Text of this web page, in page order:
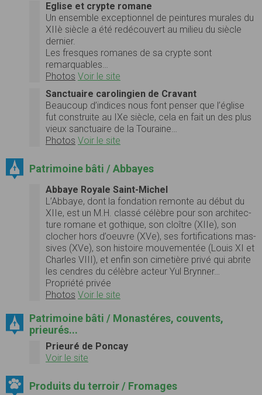
Eglise et crypte romane
Un ensem­ble excep­tion­nel de pein­tures murales du
XIIè siè­cle a été redé­cou­vert au milieu du siè­cle
dernier.
Les fresques romanes de sa crypte sont
remarquables…
Photos Voir le site
Sanctuaire carolingien de Cravant
Beau­coup d’indices nous font penser que l’église
fut con­stru­ite au IXe siè­cle, cela en fait un des plus
vieux sanc­tu­aire de la Touraine…
Photos Voir le site
Patrimoine bâti / Abbayes
Abbaye Royale Saint-Michel
L’Abbaye, dont la fon­da­tion remonte au début du
XIIe, est un M.H. classé célèbre pour son archi­tec­
ture romane et goth­ique, son cloître (XIIe), son
clocher hors d’oeuvre (XVe), ses for­ti­fi­ca­tions mas­
sives (XVe), son his­toire mou­ve­men­tée (Louis XI et
Charles VIII), et enfin son cimetière privé qui abrite
les cen­dres du célèbre acteur Yul Bryn­ner…
Propriété privée
Photos Voir le site
Patrimoine bâti / Monastéres, couvents,
prieurés...
Prieuré de Poncay
Voir le site
Produits du terroir / Fromages